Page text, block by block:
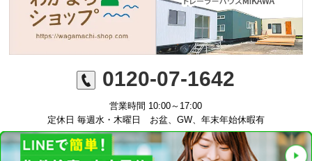
0120-07-1642
営業時間 10:00～17:00
定休日 毎週水・木曜日 お盆、GW、年末年始休暇有